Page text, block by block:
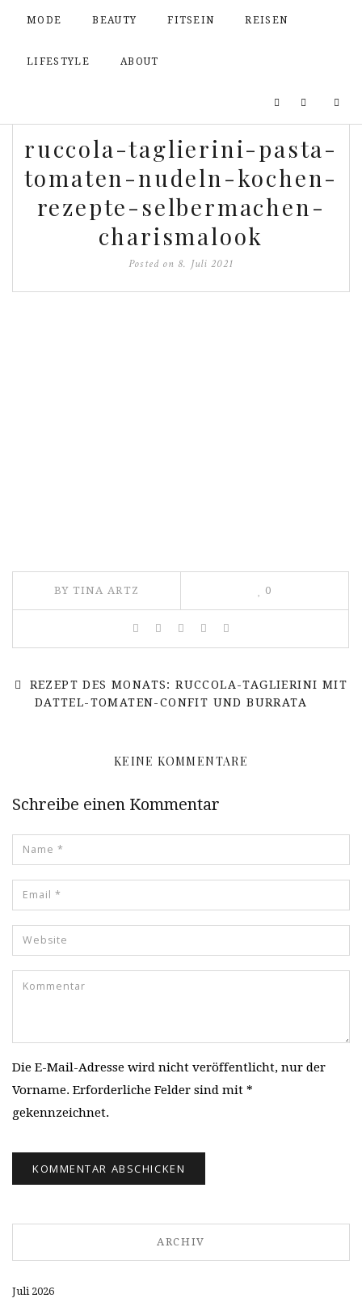
MODE BEAUTY FITSEIN REISEN
LIFESTYLE ABOUT
ruccola-taglierini-pasta-
tomaten-nudeln-kochen-
rezepte-selbermachen-
charismalook
Posted on 8. Juli 2021
BY TINA ARTZ 0
REZEPT DES MONATS: RUCCOLA-TAGLIERINI MIT
DATTEL-TOMATEN-CONFIT UND BURRATA
KEINE KOMMENTARE
Schreibe einen Kommentar
Die E-Mail-Adresse wird nicht veröffentlicht, nur der
Vorname. Erforderliche Felder sind mit *
gekennzeichnet.
ARCHIV
Juli 2026